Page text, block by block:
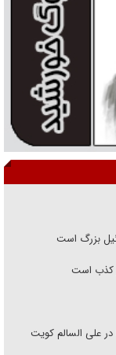
بزرگ است
کذب است
علی السالم کویت